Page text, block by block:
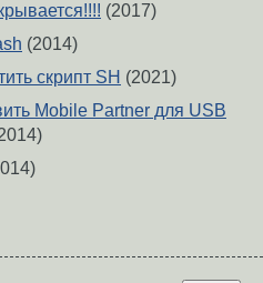
(2017)
(2014)
скрипт SH (2021)
Mobile Partner для USB